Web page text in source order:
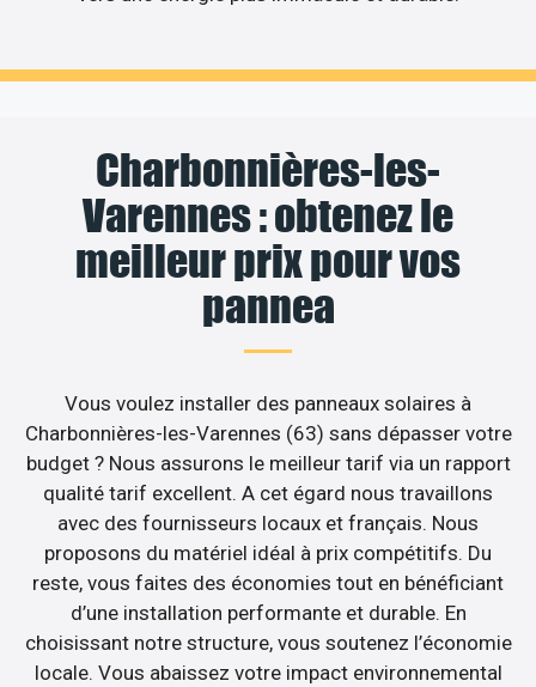
Charbonnières-les-
Varennes : obtenez le
meilleur prix pour vos
pannea
Vous voulez installer des panneaux solaires à
Charbonnières-les-Varennes (63) sans dépasser votre
budget ? Nous assurons le meilleur tarif via un rapport
qualité tarif excellent. A cet égard nous travaillons
avec des fournisseurs locaux et français. Nous
proposons du matériel idéal à prix compétitifs. Du
reste, vous faites des économies tout en bénéficiant
d’une installation performante et durable. En
choisissant notre structure, vous soutenez l’économie
locale. Vous abaissez votre impact environnemental